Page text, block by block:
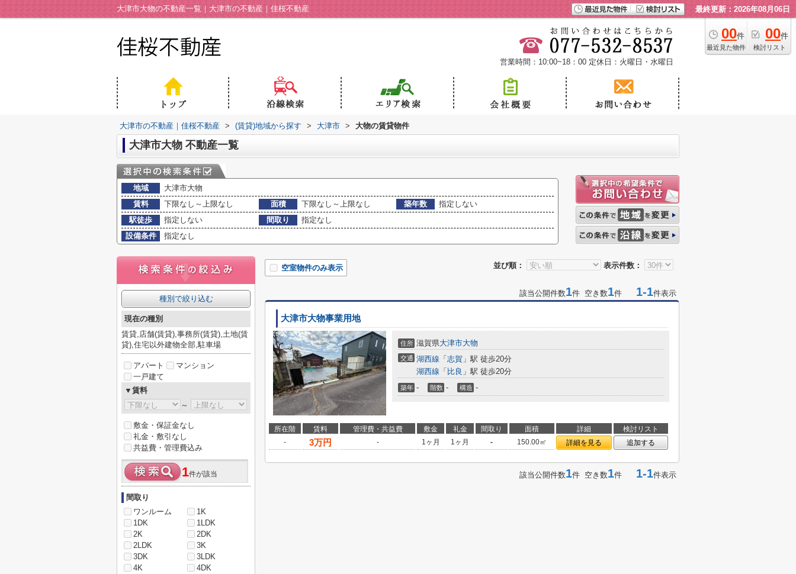
大津市大物の不動産一覧｜大津市の不動産｜佳桜不動産 最終更新：2026年08月06日
00件
最近見た物件
00件
検討リスト
営業時間：10:00~18：00 定休日：火曜日・水曜日
大津市の不動産｜佳桜不動産 > (賃貸)地域から探す > 大津市 > 大物の賃貸物件
大津市大物 不動産一覧
地域
大津市大物
賃料
下限なし～上限なし 面積 下限なし～上限なし 築年数
指定しない
駅徒歩
指定しない 間取り
指定なし
設備条件
指定なし
並び順： 表示件数：
空室物件のみ表示
該当公開件数1件 空き数1件 1-1件表示
大津市大物事業用地
住所 滋賀県大津市大物
交通 湖西線 「 志賀 」駅 徒歩20分
湖西線 「 比良 」駅 徒歩20分
築年 - 階数 - 構造 -
所在階 賃料 管理費・共益費 敷金 礼金 間取り 面積 詳細
検討リスト
-
3万円 - 1ヶ月 1ヶ月 - 150.00㎡ 詳細を見る 追加する
該当公開件数1件 空き数1件 1-1件表示
種別で絞り込む
現在の種別
賃貸,店舗(賃貸),事務所(賃貸),土地(賃
貸),住宅以外建物全部,駐車場
アパート
マンション
一戸建て
▼賃料
～
敷金・保証金なし
礼金・敷引なし
共益費・管理費込み
1件が該当
間取り
ワンルーム
1K
1DK
1LDK
2K
2DK
2LDK
3K
3DK
3LDK
4K
4DK